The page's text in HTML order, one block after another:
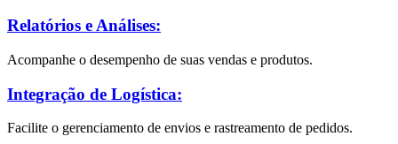
Relatórios e Análises:
Acompanhe o desempenho de suas vendas e produtos.
Integração de Logística:
Facilite o gerenciamento de envios e rastreamento de pedidos.